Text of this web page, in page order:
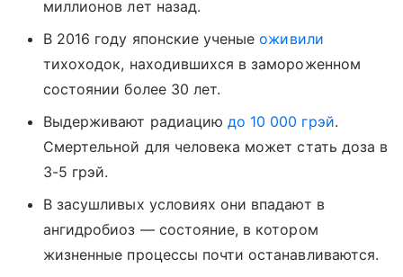
миллионов лет назад.
В 2016 году японские ученыеоживили
тихоходок, находившихся в замороженном
состоянии более 30 лет.
Выдерживают радиациюдо 10 000 грэй.
Смертельной для человека может стать доза в
3-5 грэй.
В засушливых условиях они впадают в
ангидробиоз — состояние, в котором
жизненные процессы почти останавливаются.